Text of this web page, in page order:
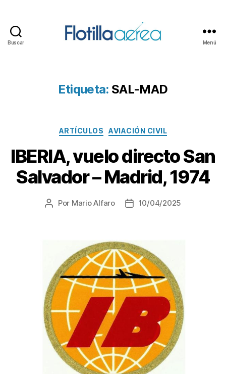
Buscar Menú
Etiqueta: SAL-MAD
Categorías
ARTÍCULOS AVIACIÓN CIVIL
IBERIA, vuelo directo San
Salvador – Madrid, 1974
Autor
Por Mario Alfaro
Fecha10/04/2025